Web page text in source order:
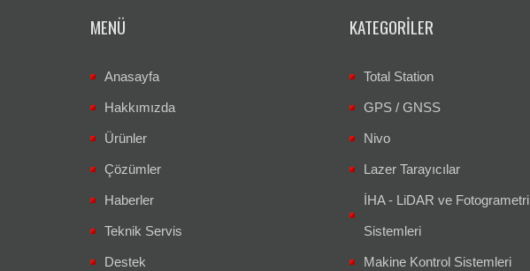
MENÜ
Anasayfa
Hakkımızda
Ürünler
Çözümler
Haberler
Teknik Servis
Destek
KATEGORILER
Total Station
GPS / GNSS
Nivo
Lazer Tarayıcılar
İHA - LiDAR ve Fotogrametri
Sistemleri
Makine Kontrol Sistemleri